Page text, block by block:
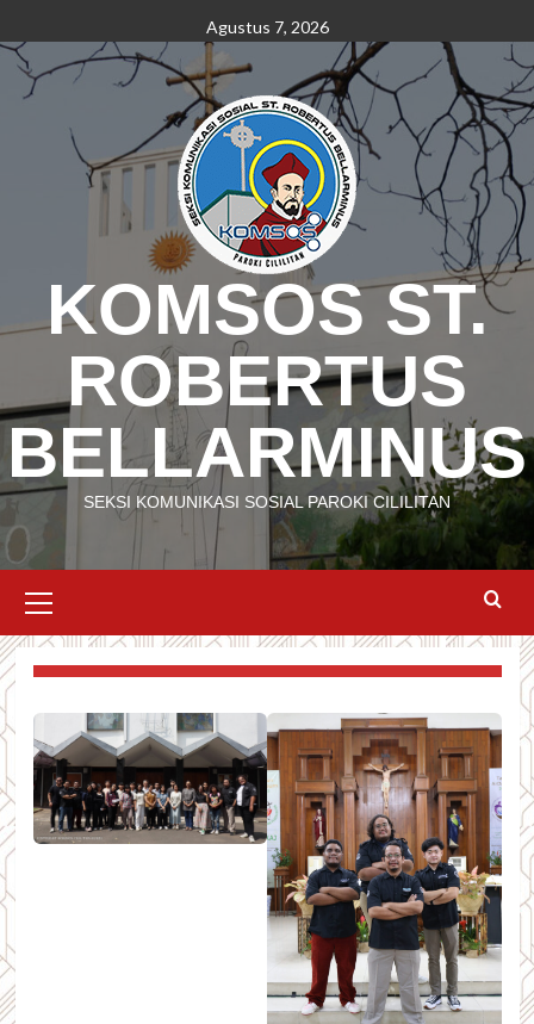
to
content
Agustus 7, 2026
KOMSOS ST.
ROBERTUS
BELLARMINUS
SEKSI KOMUNIKASI SOSIAL PAROKI CILILITAN
Menu